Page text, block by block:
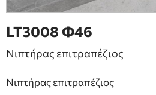
ΤΖΑΚΙ
LT3008 Φ46
Νιπτήρας επιτραπέζιος
Νιπτήρας επιτραπέζιος